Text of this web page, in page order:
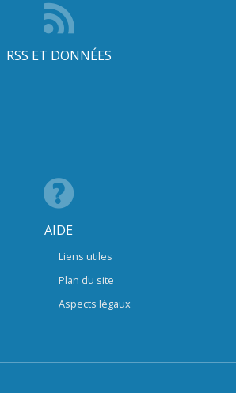
RSS ET DONNÉES
AIDE
Liens utiles
Plan du site
Aspects légaux